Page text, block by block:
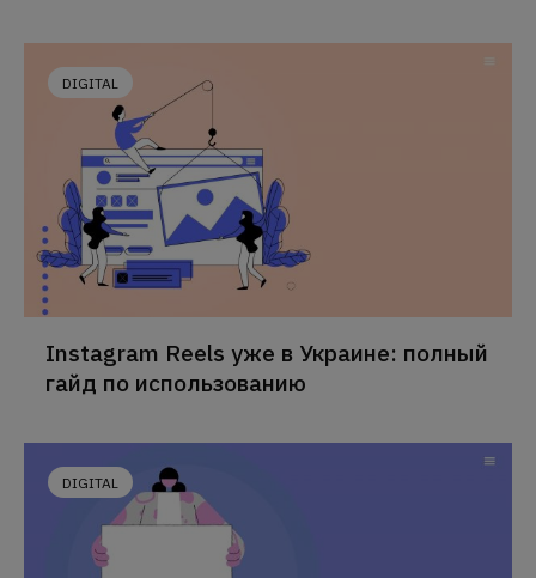
DIGITAL
Instagram Reels уже в Украине: полный
гайд по использованию
DIGITAL